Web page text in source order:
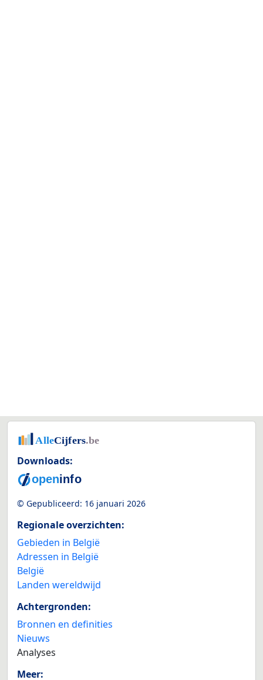
Downloads:
© Gepubliceerd: 16 januari 2026
Regionale overzichten:
Gebieden in België
Adressen in België
België
Landen wereldwijd
Achtergronden:
Bronnen en definities
Nieuws
Analyses
Meer: